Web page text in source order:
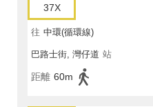
37X
往 中環(循環線)
巴路士街, 灣仔道 站
距離 60m